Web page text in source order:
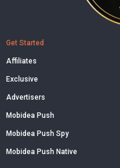
Get Started
Affiliates
Exclusive
Advertisers
Mobidea Push
Mobidea Push Spy
Mobidea Push Native